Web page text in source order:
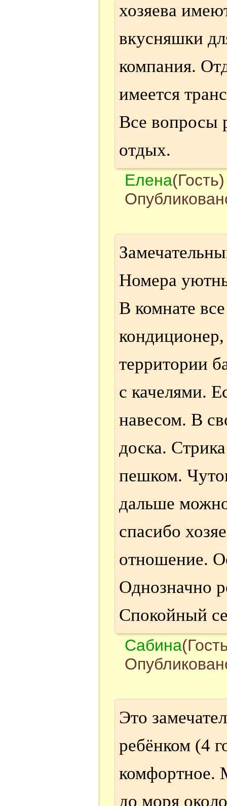
хозяева
вкусняшки
компания.
имеется
Все вопросы
отдых.
Елена(Гость)
Номера
В комнате
территории
с качелями.
навесом. В
доска.
пешком.
дальше
спасибо
отношение.
Однозначно
Спокойный
Сабина
Это
ребёнком (4
комфортное.
до моря